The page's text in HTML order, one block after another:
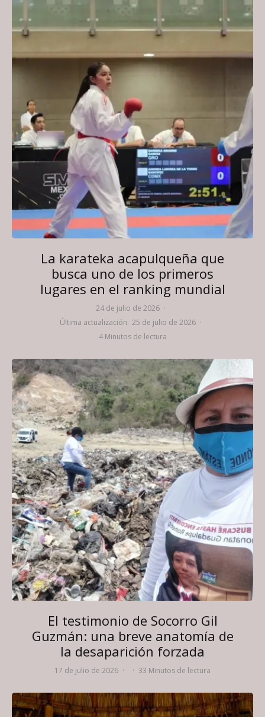
La karateka acapulqueña que
busca uno de los primeros
lugares en el ranking mundial
24 de julio de 2026 ·
Última actualización: 25 de julio de 2026 ·
4 Minutos de lectura
El testimonio de Socorro Gil
Guzmán: una breve anatomía de
la desaparición forzada
17 de julio de 2026 · · 33 Minutos de lectura